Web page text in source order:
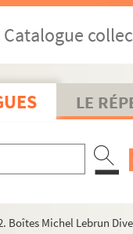
Catalogue
LE
Boîtes Michel Lebrun
Du Crime 83
Du Crime Polar
Polar Courrier presse
OSSO - Editions Solar -
presse - Auteurs - Thèmes
- Crimes
79-83 - DOC Année Du
Dubout - Articles Michel